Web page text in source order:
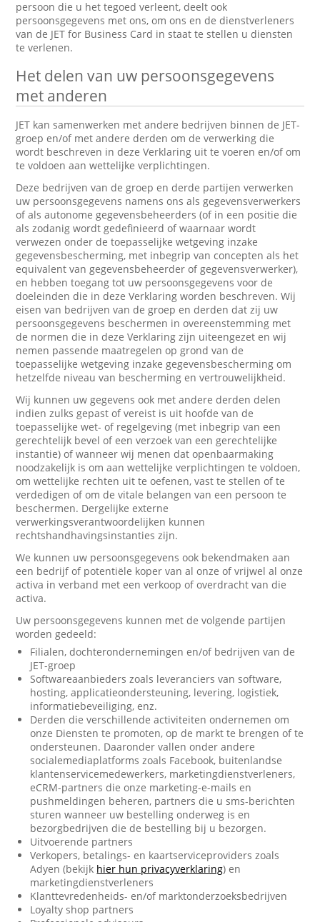
persoon die u het tegoed verleent, deelt ook
persoonsgegevens met ons, om ons en de dienstverleners
van de JET for Business Card in staat te stellen u diensten
te verlenen.
Het delen van uw persoonsgegevens
met anderen
JET kan samenwerken met andere bedrijven binnen de JET-
groep en/of met andere derden om de verwerking die
wordt beschreven in deze Verklaring uit te voeren en/of om
te voldoen aan wettelijke verplichtingen.
Deze bedrijven van de groep en derde partijen verwerken
uw persoonsgegevens namens ons als gegevensverwerkers
of als autonome gegevensbeheerders (of in een positie die
als zodanig wordt gedefinieerd of waarnaar wordt
verwezen onder de toepasselijke wetgeving inzake
gegevensbescherming, met inbegrip van concepten als het
equivalent van gegevensbeheerder of gegevensverwerker),
en hebben toegang tot uw persoonsgegevens voor de
doeleinden die in deze Verklaring worden beschreven. Wij
eisen van bedrijven van de groep en derden dat zij uw
persoonsgegevens beschermen in overeenstemming met
de normen die in deze Verklaring zijn uiteengezet en wij
nemen passende maatregelen op grond van de
toepasselijke wetgeving inzake gegevensbescherming om
hetzelfde niveau van bescherming en vertrouwelijkheid.
Wij kunnen uw gegevens ook met andere derden delen
indien zulks gepast of vereist is uit hoofde van de
toepasselijke wet- of regelgeving (met inbegrip van een
gerechtelijk bevel of een verzoek van een gerechtelijke
instantie) of wanneer wij menen dat openbaarmaking
noodzakelijk is om aan wettelijke verplichtingen te voldoen,
om wettelijke rechten uit te oefenen, vast te stellen of te
verdedigen of om de vitale belangen van een persoon te
beschermen. Dergelijke externe
verwerkingsverantwoordelijken kunnen
rechtshandhavingsinstanties zijn.
We kunnen uw persoonsgegevens ook bekendmaken aan
een bedrijf of potentiële koper van al onze of vrijwel al onze
activa in verband met een verkoop of overdracht van die
activa.
Uw persoonsgegevens kunnen met de volgende partijen
worden gedeeld:
Filialen, dochterondernemingen en/of bedrijven van de
JET-groep
Softwareaanbieders zoals leveranciers van software,
hosting, applicatieondersteuning, levering, logistiek,
informatiebeveiliging, enz.
Derden die verschillende activiteiten ondernemen om
onze Diensten te promoten, op de markt te brengen of te
ondersteunen. Daaronder vallen onder andere
socialemediaplatforms zoals Facebook, buitenlandse
klantenservicemedewerkers, marketingdienstverleners,
eCRM-partners die onze marketing-e-mails en
pushmeldingen beheren, partners die u sms-berichten
sturen wanneer uw bestelling onderweg is en
bezorgbedrijven die de bestelling bij u bezorgen.
Uitvoerende partners
Verkopers, betalings- en kaartserviceproviders zoals
Adyen (bekijk hier hun privacyverklaring) en
marketingdienstverleners
Klanttevredenheids- en/of marktonderzoeksbedrijven
Loyalty shop partners